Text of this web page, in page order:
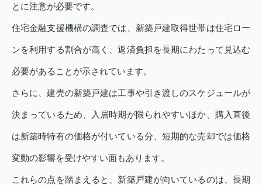
とに注意が必要です。
住宅金融支援機構の調査では、新築戸建取得世帯は住宅ロー
ンを利用する割合が高く、返済負担を長期にわたって見込む
必要があることが示されています。
さらに、建売の新築戸建は工事や引き渡しのスケジュールが
決まっているため、入居時期が限られやすいほか、購入直後
は新築時特有の価格が付いている分、短期的な売却では価格
変動の影響を受けやすい面もあります。
これらの点を踏まえると、新築戸建が向いているのは、長期